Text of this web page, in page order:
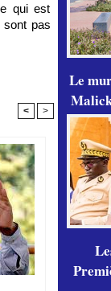
qui est
sont pas
< >
Le